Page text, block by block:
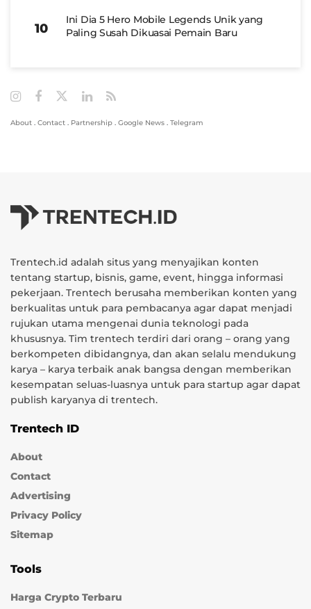
Ini Dia 5 Hero Mobile Legends Unik yang
Paling Susah Dikuasai Pemain Baru
About . Contact . Partnership . Google News . Telegram
Trentech.id adalah situs yang menyajikan konten
tentang startup, bisnis, game, event, hingga informasi
pekerjaan. Trentech berusaha memberikan konten yang
berkualitas untuk para pembacanya agar dapat menjadi
rujukan utama mengenai dunia teknologi pada
khususnya. Tim trentech terdiri dari orang – orang yang
berkompeten dibidangnya, dan akan selalu mendukung
karya – karya terbaik anak bangsa dengan memberikan
kesempatan seluas-luasnya untuk para startup agar dapat
publish karyanya di trentech.
Trentech ID
About
Contact
Advertising
Privacy Policy
Sitemap
Tools
Harga Crypto Terbaru